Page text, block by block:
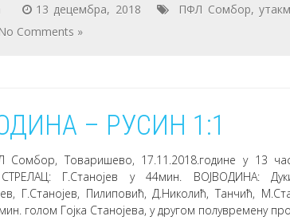
13 децембра, 2018 ПФЛ Сомбор,
No Comments »
– РУСИН 1:1
Сомбор, Товаришево, 17.11.2018.године у 13
Г.Станојев у 44мин. ВОЈВОДИНА:
Г.Станојев, Пилиповић, Д.Николић, Танчић,
голом Гојка Станојева, у другом полувремену